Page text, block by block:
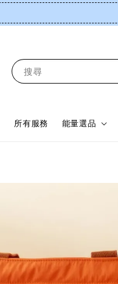
搜尋
所有服務 能量選品